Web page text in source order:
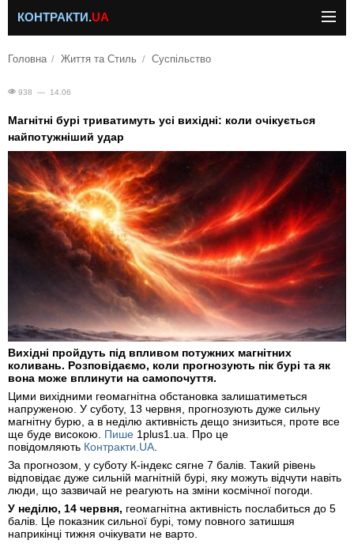
КОНТРАКТИ.UA
Головна Життя та Стиль Суспільство
938 — 14.06
Магнітні бурі триватимуть усі вихідні: коли очікується
найпотужніший удар
Вихідні пройдуть під впливом потужних магнітних
коливань. Розповідаємо, коли прогнозують пік бурі та як
вона може вплинути на самопочуття.
Цими вихідними геомагнітна обстановка залишатиметься
напруженою. У суботу, 13 червня, прогнозують дуже сильну
магнітну бурю, а в неділю активність дещо знизиться, проте все
ще буде високою.
Пише 1plus1.ua. Про це
повідомляють Контракти.UA
За прогнозом, у суботу К-індекс сягне 7 балів. Такий рівень
відповідає дуже сильній магнітній бурі, яку можуть відчути навіть
люди, що зазвичай не реагують на зміни космічної погоди.
У неділю, 14 червня, геомагнітна активність послабиться до 5
балів. Це показник сильної бурі, тому повного затишшя
наприкінці тижня очікувати не варто.